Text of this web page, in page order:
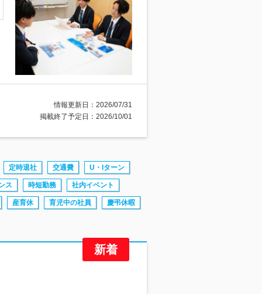
情報更新日：2026/07/31
掲載終了予定日：2026/10/01
定時退社 交通費 U・Iターン
ス 時短勤務 社内イベント
産育休 育児中の社員 慶弔休暇